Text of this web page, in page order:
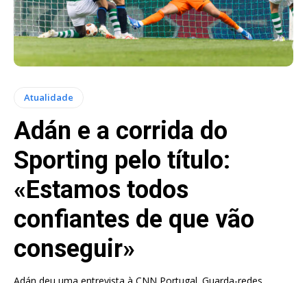
Atualidade
Adán e a corrida do
Sporting pelo título:
«Estamos todos
confiantes de que vão
conseguir»
Adán deu uma entrevista à CNN Portugal. Guarda-redes